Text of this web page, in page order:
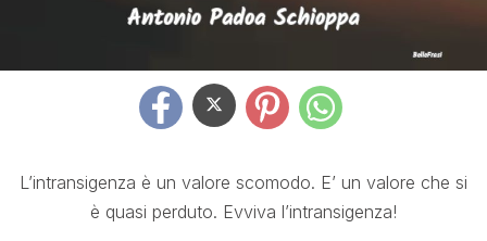
L’intransigenza è un valore scomodo. E’ un valore che si
è quasi perduto. Evviva l’intransigenza!